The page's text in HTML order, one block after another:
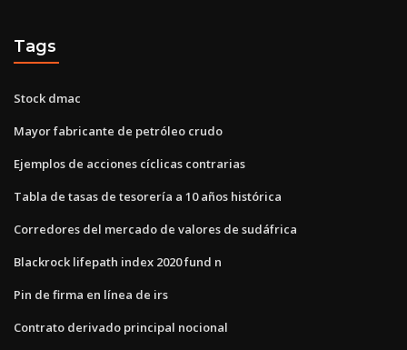
Tags
Stock dmac
Mayor fabricante de petróleo crudo
Ejemplos de acciones cíclicas contrarias
Tabla de tasas de tesorería a 10 años histórica
Corredores del mercado de valores de sudáfrica
Blackrock lifepath index 2020 fund n
Pin de firma en línea de irs
Contrato derivado principal nocional